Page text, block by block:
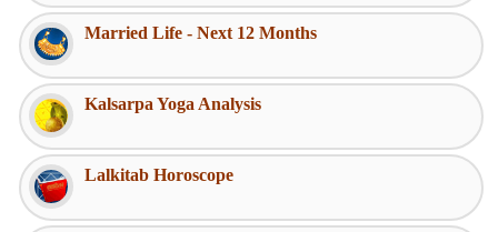
Married Life - Next 12 Months
Kalsarpa Yoga Analysis
Lalkitab Horoscope